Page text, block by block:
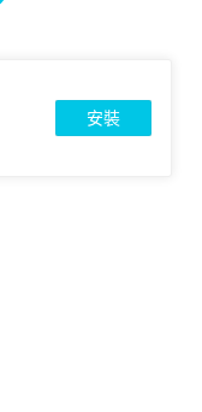
安裝